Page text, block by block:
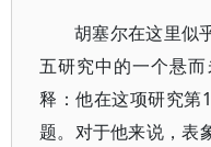
胡塞尔在这里似
五研究中的一个悬
释：他在这项研究第
题。对于他来说，表